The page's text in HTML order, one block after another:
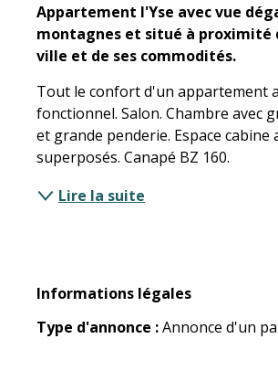
Appartement l'Yse avec vue
montagnes et situé à proximité
ville et de ses commodités.
Tout le confort d'un appartement
fonctionnel. Salon. Chambre avec
et grande penderie. Espace cabine
superposés. Canapé BZ 160.
Lire la suite
Informations légales
Informations légales
Type d'annonce :Annonce d'un